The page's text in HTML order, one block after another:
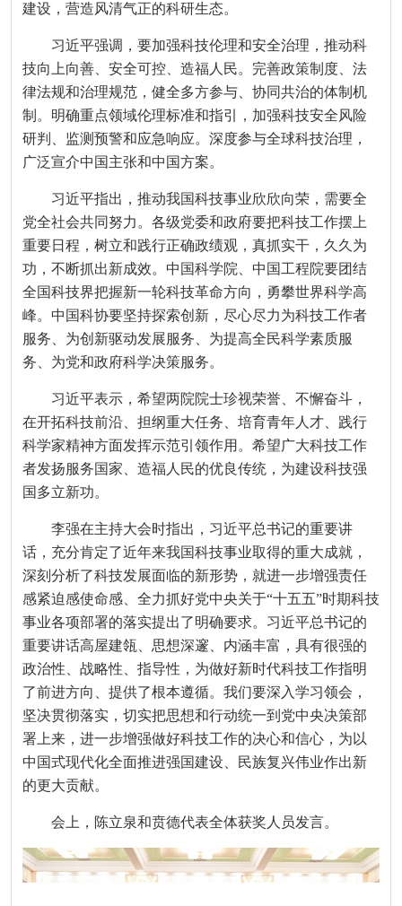
建设，营造风清气正的科研生态。
习近平强调，要加强科技伦理和安全治理，推动科
技向上向善、安全可控、造福人民。完善政策制度、法
律法规和治理规范，健全多方参与、协同共治的体制机
制。明确重点领域伦理标准和指引，加强科技安全风险
研判、监测预警和应急响应。深度参与全球科技治理，
广泛宣介中国主张和中国方案。
习近平指出，推动我国科技事业欣欣向荣，需要全
党全社会共同努力。各级党委和政府要把科技工作摆上
重要日程，树立和践行正确政绩观，真抓实干，久久为
功，不断抓出新成效。中国科学院、中国工程院要团结
全国科技界把握新一轮科技革命方向，勇攀世界科学高
峰。中国科协要坚持探索创新，尽心尽力为科技工作者
服务、为创新驱动发展服务、为提高全民科学素质服
务、为党和政府科学决策服务。
习近平表示，希望两院院士珍视荣誉、不懈奋斗，
在开拓科技前沿、担纲重大任务、培育青年人才、践行
科学家精神方面发挥示范引领作用。希望广大科技工作
者发扬服务国家、造福人民的优良传统，为建设科技强
国多立新功。
李强在主持大会时指出，习近平总书记的重要讲
话，充分肯定了近年来我国科技事业取得的重大成就，
深刻分析了科技发展面临的新形势，就进一步增强责任
感紧迫感使命感、全力抓好党中央关于“十五五”时期科技
事业各项部署的落实提出了明确要求。习近平总书记的
重要讲话高屋建瓴、思想深邃、内涵丰富，具有很强的
政治性、战略性、指导性，为做好新时代科技工作指明
了前进方向、提供了根本遵循。我们要深入学习领会，
坚决贯彻落实，切实把思想和行动统一到党中央决策部
署上来，进一步增强做好科技工作的决心和信心，为以
中国式现代化全面推进强国建设、民族复兴伟业作出新
的更大贡献。
会上，陈立泉和贲德代表全体获奖人员发言。